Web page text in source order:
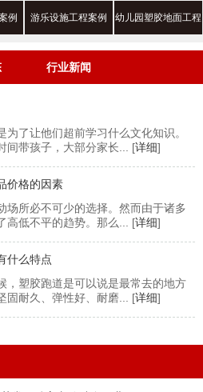
例 游乐设施工程案例 幼儿园塑胶地面工程
案例
行业新闻
了让他们超前学习什么文化知识。
间带孩子，大部分家长... [详细]
价格的因素
场所必不可少的选择。然而由于诸多
高低不平的趋势。那么... [详细]
什么特点
，塑胶跑道是可以说是最常去的地方
固耐久、弹性好、耐磨... [详细]